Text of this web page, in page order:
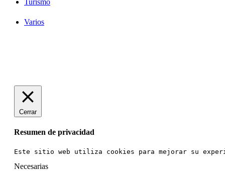
Turismo
Varios
Cerrar
Resumen de privacidad
Este sitio web utiliza cookies para mejorar su
Necesarias